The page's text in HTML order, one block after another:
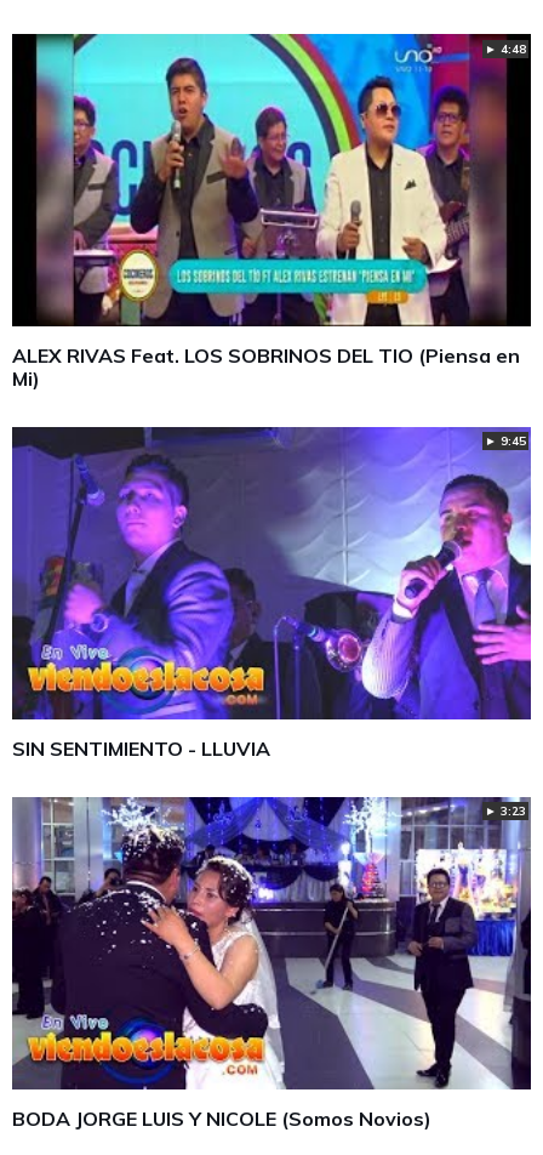
► 4:48
ALEX RIVAS Feat. LOS SOBRINOS DEL TIO (Piensa en
Mi)
► 9:45
SIN SENTIMIENTO - LLUVIA
► 3:23
BODA JORGE LUIS Y NICOLE (Somos Novios)